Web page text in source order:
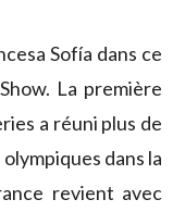
Sofía dans ce
La première
a réuni plus de
dans la
revient avec